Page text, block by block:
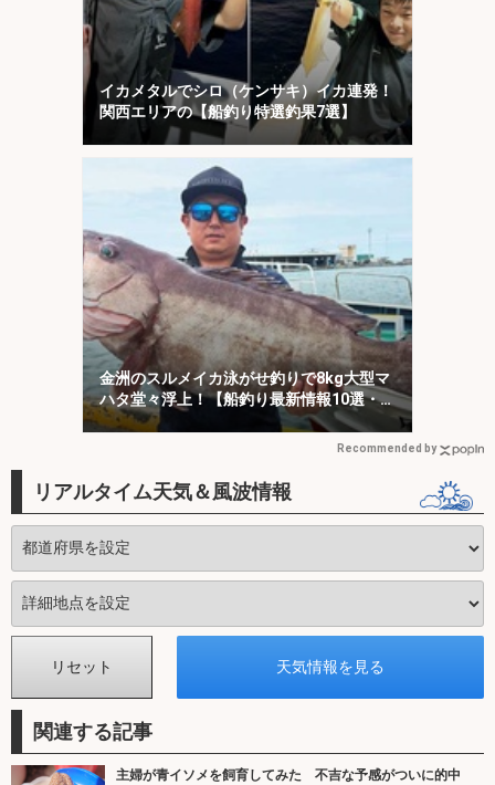
イカメタルでシロ（ケンサキ）イカ連発！
関西エリアの【船釣り特選釣果7選】
金洲のスルメイカ泳がせ釣りで8kg大型マ
ハタ堂々浮上！【船釣り最新情報10選・東
海】
Recommended by
リアルタイム天気＆風波情報
関連する記事
主婦が青イソメを飼育してみた 不吉な予感がついに的中